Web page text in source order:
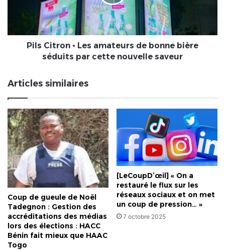
séduits
Pils Citron • Les amateurs de bonne bière
séduits par cette nouvelle saveur
Articles similaires
Coup de gueule de Noël
Tadegnon : Gestion des
accréditations des médias
lors des élections : HACC
Bénin fait mieux que HAAC
Togo
[LeCoupD’œil] « On a
restauré le flux sur les
réseaux sociaux et on met
un coup de pression… »
7 octobre 2025